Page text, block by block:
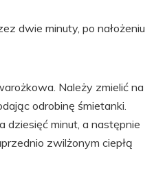
dwie minuty, po nałożeniu
Należy zmielić na
odrobinę śmietanki.
dziesięć minut, a następnie
zwilżonym ciepłą